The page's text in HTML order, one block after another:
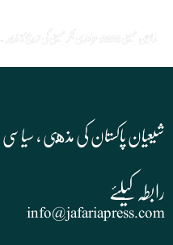
شیعیان پاکستان کی مذهبی , سیاسی
info@jafariapress.com​